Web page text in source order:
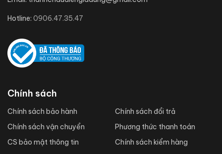
Hotline: 0906.47.35.47
Chính sách
Chính sách bảo hành
Chính sách vận chuyển
CS bảo mật thông tin
Chính sách đổi trả
Phương thức thanh toán
Chính sách kiểm hàng